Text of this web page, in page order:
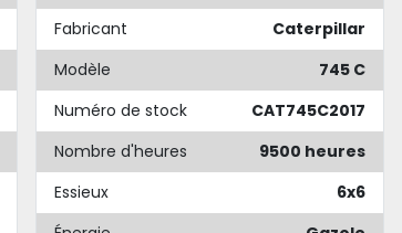
Fabricant
Caterpillar
Modèle
745 C
Numéro de stock
CAT745C2017
Nombre d'heures
9500 heures
Essieux
6x6